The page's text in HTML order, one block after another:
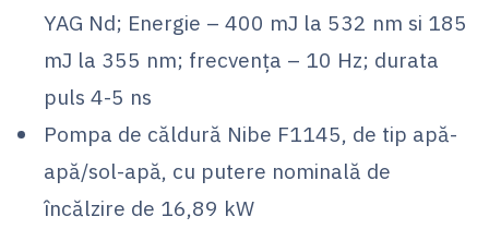
YAG Nd; Energie – 400 mJ la 532 nm si 185
mJ la 355 nm; frecvența – 10 Hz; durata
puls 4-5 ns
Pompa de căldură Nibe F1145, de tip apă-
apă/sol-apă, cu putere nominală de
încălzire de 16,89 kW